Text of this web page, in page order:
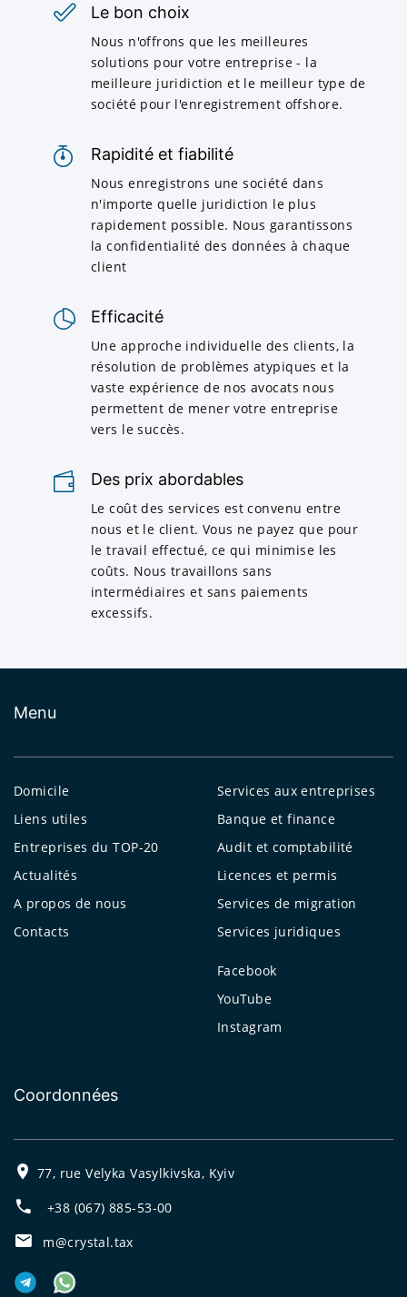
Le bon choix
Nous n'offrons que les meilleures
solutions pour votre entreprise - la
meilleure juridiction et le meilleur type de
société pour l'enregistrement offshore.
Rapidité et fiabilité
Nous enregistrons une société dans
n'importe quelle juridiction le plus
rapidement possible. Nous garantissons
la confidentialité des données à chaque
client
Efficacité
Une approche individuelle des clients, la
résolution de problèmes atypiques et la
vaste expérience de nos avocats nous
permettent de mener votre entreprise
vers le succès.
Des prix abordables
Le coût des services est convenu entre
nous et le client. Vous ne payez que pour
le travail effectué, ce qui minimise les
coûts. Nous travaillons sans
intermédiaires et sans paiements
excessifs.
Menu
Domicile
Liens utiles
Entreprises du TOP-20
Actualités
A propos de nous
Contacts
Services aux entreprises
Banque et finance
Audit et comptabilité
Licences et permis
Services de migration
Services juridiques
Facebook
YouTube
Instagram
Coordonnées
77, rue Velyka Vasylkivska, Kyiv
+38 (067) 885-53-00
m@crystal.tax